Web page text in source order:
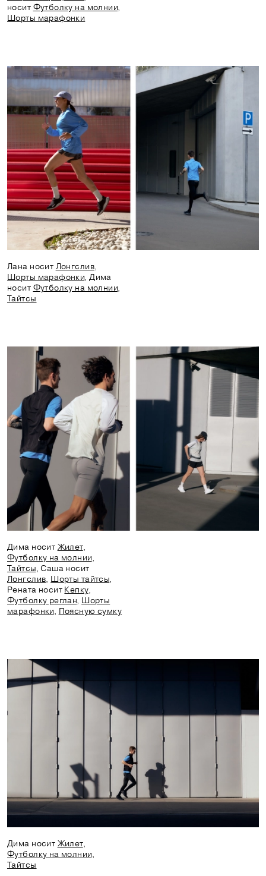
носит Футболку на молнии,
Шорты марафонки
Лана носит Лонгслив,
Шорты марафонки, Дима
носит Футболку на молнии,
Тайтсы
Дима носит Жилет,
Футболку на молнии,
Тайтсы, Саша носит
Лонгслив, Шорты тайтсы,
Рената носит Кепку,
Футболку реглан, Шорты
марафонки, Поясную сумку
Дима носит Жилет,
Футболку на молнии,
Тайтсы